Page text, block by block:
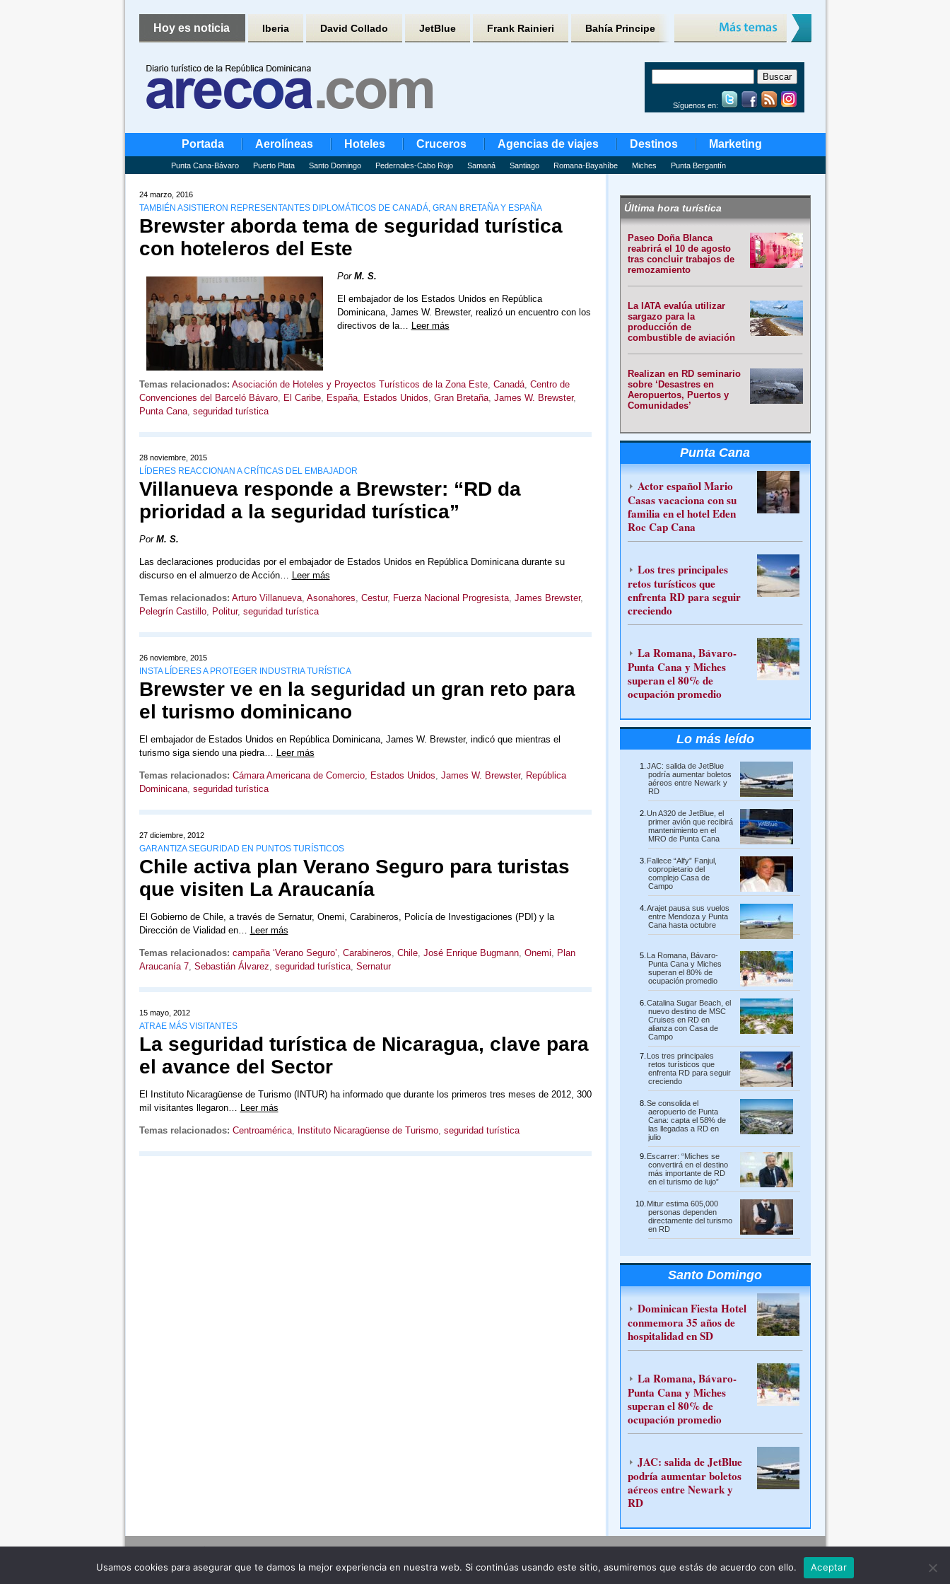
Hoy es noticia Iberia David Collado JetBlue Frank Rainieri Bahía Principe
Síguenos en:
Portada Aerolíneas Hoteles Cruceros Agencias de viajes Destinos Marketing
Punta Cana-Bávaro Puerto Plata Santo Domingo Pedernales-Cabo Rojo Samaná Santiago Romana-Bayahíbe Miches Punta Bergantín
24 marzo, 2016
TAMBIÉN ASISTIERON REPRESENTANTES DIPLOMÁTICOS DE CANADÁ, GRAN BRETAÑA Y ESPAÑA
Brewster aborda tema de seguridad turística
con hoteleros del Este
Por M. S.
El embajador de los Estados Unidos en República
Dominicana, James W. Brewster, realizó un encuentro con los
directivos de la… Leer más
Temas relacionados: Asociación de Hoteles y Proyectos Turísticos de la Zona Este, Canadá, Centro de
Convenciones del Barceló Bávaro, El Caribe, España, Estados Unidos, Gran Bretaña, James W. Brewster,
Punta Cana, seguridad turística
28 noviembre, 2015
LÍDERES REACCIONAN A CRÍTICAS DEL EMBAJADOR
Villanueva responde a Brewster: “RD da
prioridad a la seguridad turística”
Por M. S.
Las declaraciones producidas por el embajador de Estados Unidos en República Dominicana durante su
discurso en el almuerzo de Acción… Leer más
Temas relacionados: Arturo Villanueva, Asonahores, Cestur, Fuerza Nacional Progresista, James Brewster,
Pelegrín Castillo, Politur, seguridad turística
26 noviembre, 2015
INSTA LÍDERES A PROTEGER INDUSTRIA TURÍSTICA
Brewster ve en la seguridad un gran reto para
el turismo dominicano
El embajador de Estados Unidos en República Dominicana, James W. Brewster, indicó que mientras el
turismo siga siendo una piedra… Leer más
Temas relacionados: Cámara Americana de Comercio, Estados Unidos, James W. Brewster, República
Dominicana, seguridad turística
27 diciembre, 2012
GARANTIZA SEGURIDAD EN PUNTOS TURÍSTICOS
Chile activa plan Verano Seguro para turistas
que visiten La Araucanía
El Gobierno de Chile, a través de Sernatur, Onemi, Carabineros, Policía de Investigaciones (PDI) y la
Dirección de Vialidad en… Leer más
Temas relacionados: campaña ‘Verano Seguro’, Carabineros, Chile, José Enrique Bugmann, Onemi, Plan
Araucanía 7, Sebastián Álvarez, seguridad turística, Sernatur
15 mayo, 2012
ATRAE MÁS VISITANTES
La seguridad turística de Nicaragua, clave para
el avance del Sector
El Instituto Nicaragüense de Turismo (INTUR) ha informado que durante los primeros tres meses de 2012, 300
mil visitantes llegaron… Leer más
Temas relacionados: Centroamérica, Instituto Nicaragüense de Turismo, seguridad turística
Última hora turística
Paseo Doña Blanca
reabrirá el 10 de agosto
tras concluir trabajos de
remozamiento
La IATA evalúa utilizar
sargazo para la
producción de
combustible de aviación
Realizan en RD seminario
sobre ‘Desastres en
Aeropuertos, Puertos y
Comunidades’
Punta Cana
Actor español Mario
Casas vacaciona con su
familia en el hotel Eden
Roc Cap Cana
Los tres principales
retos turísticos que
enfrenta RD para seguir
creciendo
La Romana, Bávaro-
Punta Cana y Miches
superan el 80% de
ocupación promedio
Lo más leído
JAC: salida de JetBlue
podría aumentar boletos
aéreos entre Newark y
RD
Un A320 de JetBlue, el
primer avión que recibirá
mantenimiento en el
MRO de Punta Cana
Fallece “Alfy” Fanjul,
copropietario del
complejo Casa de
Campo
Arajet pausa sus vuelos
entre Mendoza y Punta
Cana hasta octubre
La Romana, Bávaro-
Punta Cana y Miches
superan el 80% de
ocupación promedio
Catalina Sugar Beach, el
nuevo destino de MSC
Cruises en RD en
alianza con Casa de
Campo
Los tres principales
retos turísticos que
enfrenta RD para seguir
creciendo
Se consolida el
aeropuerto de Punta
Cana: capta el 58% de
las llegadas a RD en
julio
Escarrer: “Miches se
convertirá en el destino
más importante de RD
en el turismo de lujo”
Mitur estima 605,000
personas dependen
directamente del turismo
en RD
Santo Domingo
Dominican Fiesta Hotel
conmemora 35 años de
hospitalidad en SD
La Romana, Bávaro-
Punta Cana y Miches
superan el 80% de
ocupación promedio
JAC: salida de JetBlue
podría aumentar boletos
aéreos entre Newark y
RD
Usamos cookies para asegurar que te damos la mejor experiencia en nuestra web. Si continúas usando este sitio, asumiremos que estás de acuerdo con ello. Aceptar